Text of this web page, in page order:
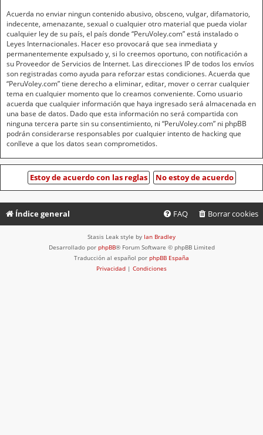
Acuerda no enviar ningun contenido abusivo, obsceno, vulgar, difamatorio,
indecente, amenazante, sexual o cualquier otro material que pueda violar
cualquier ley de su país, el país donde “PeruVoley.com” está instalado o
Leyes Internacionales. Hacer eso provocará que sea inmediata y
permanentemente expulsado y, si lo creemos oportuno, con notificación a
su Proveedor de Servicios de Internet. Las direcciones IP de todos los envíos
son registradas como ayuda para reforzar estas condiciones. Acuerda que
“PeruVoley.com” tiene derecho a eliminar, editar, mover o cerrar cualquier
tema en cualquier momento que lo creamos conveniente. Como usuario
acuerda que cualquier información que haya ingresado será almacenada en
una base de datos. Dado que esta información no será compartida con
ninguna tercera parte sin su consentimiento, ni “PeruVoley.com” ni phpBB
podrán considerarse responsables por cualquier intento de hacking que
conlleve a que los datos sean comprometidos.
Índice general Borrar cookies
FAQ
Stasis Leak style by Ian Bradley
Desarrollado por phpBB® Forum Software © phpBB Limited
Traducción al español por phpBB España
Privacidad | Condiciones